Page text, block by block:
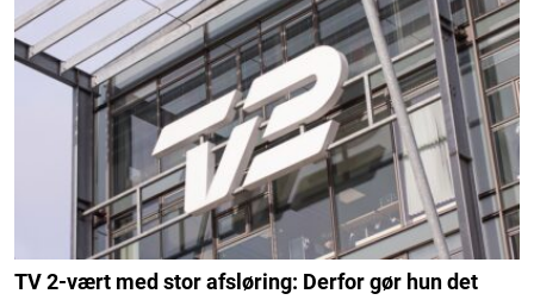
TV 2-vært med stor afsløring: Derfor gør hun det